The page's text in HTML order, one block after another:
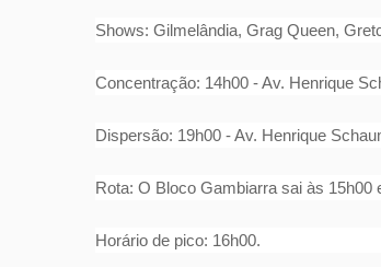
Shows: Gilmelândia, Grag Queen,
Concentração: 14h00 - Av. Henrique
Dispersão: 19h00 - Av. Henrique
Rota: O Bloco Gambiarra sai às 15h00
Horário de pico: 16h00.